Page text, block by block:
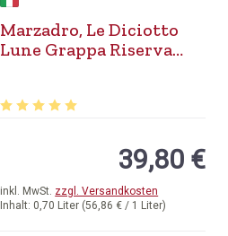
Marzadro, Le Diciotto
Lune Grappa Riserva
Inhalt: 0,70 Liter (56,86 € / 1 Liter)
inkl. MwSt. zzgl. Versandkosten
39,80 €